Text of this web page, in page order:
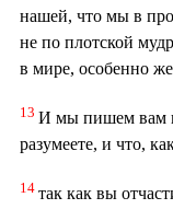
нашей, что мы в
не по плотской
в мире, особенно
13 И мы пишем вам
разумеете, и что,
14 так как вы